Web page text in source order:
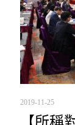
2019-11-25